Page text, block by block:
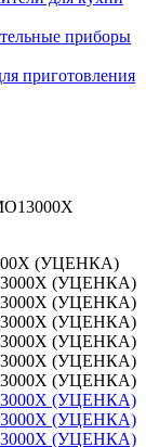
приборы
приготовления
(УЦЕНКА)